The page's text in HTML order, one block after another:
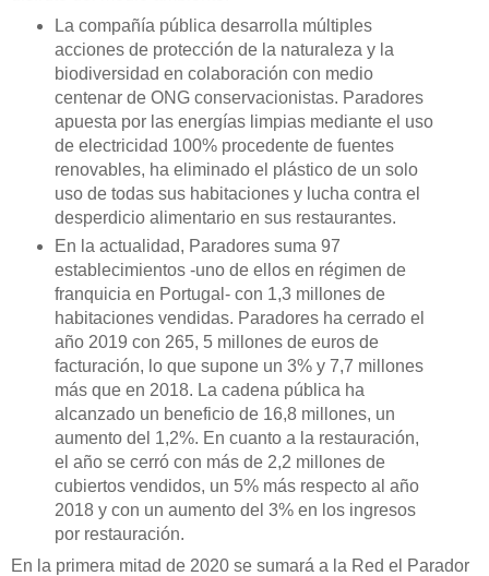
La compañía pública desarrolla múltiples
acciones de protección de la naturaleza y la
biodiversidad en colaboración con medio
centenar de ONG conservacionistas. Paradores
apuesta por las energías limpias mediante el uso
de electricidad 100% procedente de fuentes
renovables, ha eliminado el plástico de un solo
uso de todas sus habitaciones y lucha contra el
desperdicio alimentario en sus restaurantes.
En la actualidad, Paradores suma 97
establecimientos -uno de ellos en régimen de
franquicia en Portugal- con 1,3 millones de
habitaciones vendidas. Paradores ha cerrado el
año 2019 con 265, 5 millones de euros de
facturación, lo que supone un 3% y 7,7 millones
más que en 2018. La cadena pública ha
alcanzado un beneficio de 16,8 millones, un
aumento del 1,2%. En cuanto a la restauración,
el año se cerró con más de 2,2 millones de
cubiertos vendidos, un 5% más respecto al año
2018 y con un aumento del 3% en los ingresos
por restauración.
En la primera mitad de 2020 se sumará a la Red el Parador